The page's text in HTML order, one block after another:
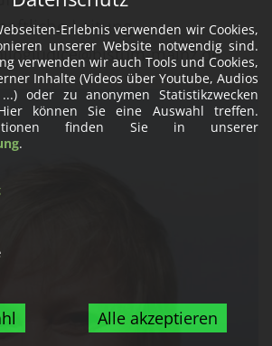
Erlebnis verwenden wir Cookies,
unserer Website notwendig sind.
verwenden wir auch Tools und Cookies,
Inhalte (Videos über Youtube, Audios
oder zu anonymen Statistikzwecken
können Sie eine Auswahl treffen.
finden Sie in unserer
.
Alle akzeptieren
Leitung
mainz.de